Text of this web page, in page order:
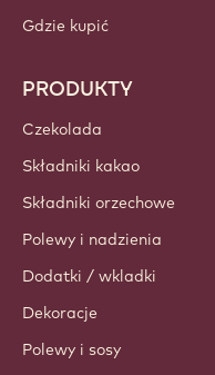
Gdzie kupić
PRODUKTY
Czekolada
Składniki kakao
Składniki orzechowe
Polewy i nadzienia
Dodatki / wkladki
Dekoracje
Polewy i sosy